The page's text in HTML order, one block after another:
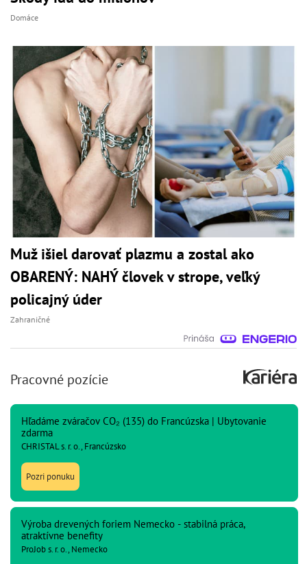
Domáce
Muž išiel darovať plazmu a zostal ako
OBARENÝ: NAHÝ človek v strope, veľký
policajný úder
Zahraničné
Pracovné pozície
Hľadáme zváračov CO₂ (135) do Francúzska | Ubytovanie
zdarma
CHRISTAL s. r. o., Francúzsko
Pozri ponuku
Výroba drevených foriem Nemecko - stabilná práca,
atraktívne benefity
ProJob s. r. o., Nemecko